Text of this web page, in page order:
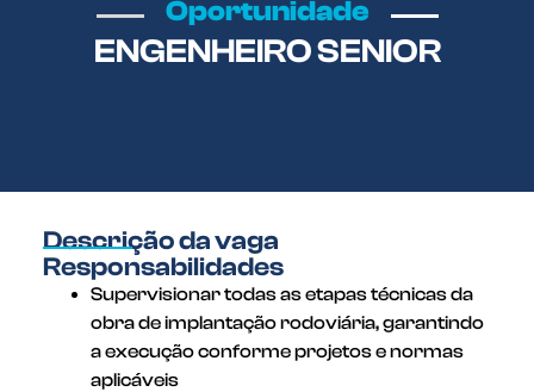
Oportunidade
ENGENHEIRO SENIOR
Descrição da vaga
Responsabilidades
Supervisionar todas as etapas técnicas da
obra de implantação rodoviária, garantindo
a execução conforme projetos e normas
aplicáveis